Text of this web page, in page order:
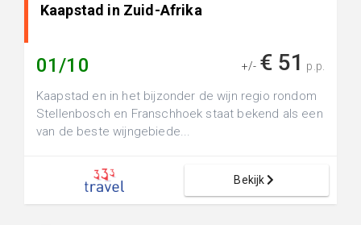
Kaapstad in Zuid-Afrika
01/10 +/- € 51 p.p.
Kaapstad en in het bijzonder de wijn regio rondom
Stellenbosch en Franschhoek staat bekend als een
van de beste wijngebiede...
Bekijk